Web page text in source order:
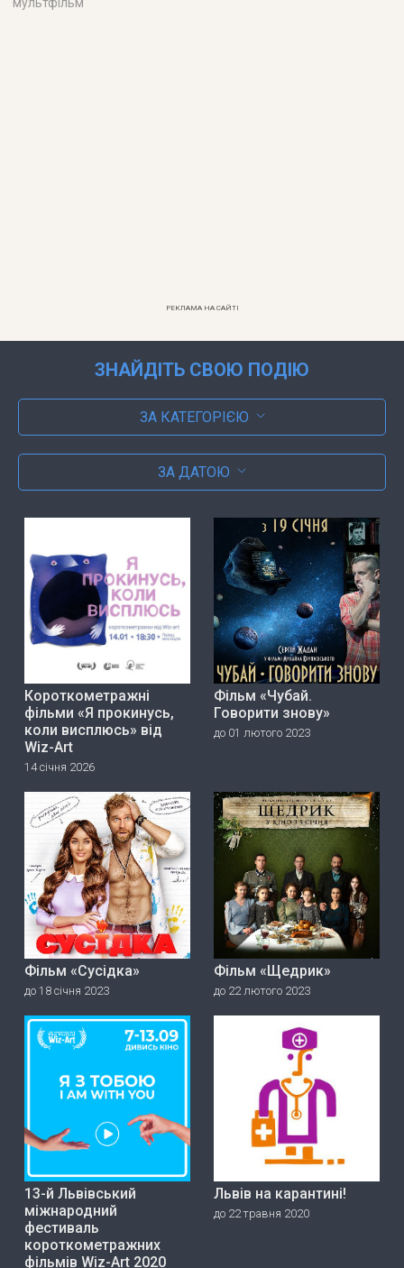
РЕКЛАМА НА САЙТІ
ЗНАЙДІТЬ СВОЮ ПОДІЮ
ЗА КАТЕГОРІЄЮ
ЗА ДАТОЮ
Короткометражні
фільми «Я прокинусь,
коли висплюсь» від
Wiz-Art
14 січня 2026
Фільм «Чубай.
Говорити знову»
до 01 лютого 2023
Фільм «Сусідка»
до 18 січня 2023
Фільм «Щедрик»
до 22 лютого 2023
13-й Львівський
міжнародний
фестиваль
короткометражних
фільмів Wiz-Art 2020
Львів на карантині!
до 22 травня 2020